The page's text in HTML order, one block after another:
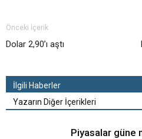
Önceki İçerik
Dolar 2,90’ı aştı
İlgili Haberler
Yazarın Diğer İçerikleri
Piyasalar güne